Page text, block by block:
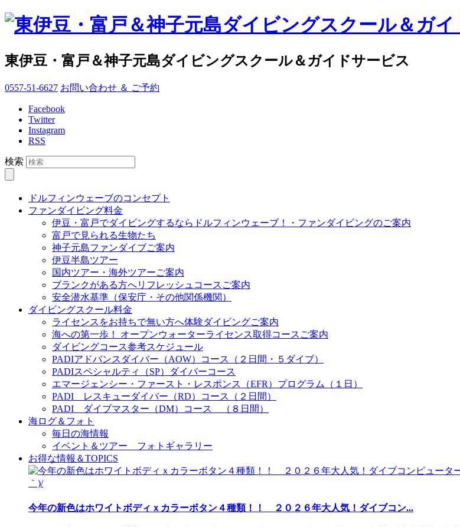
東伊豆・富戸＆神子元島ダイビングスクール＆ガイドサービス
0557-51-6627 お問い合わせ ＆ ご予約
Facebook
Twitter
Instagram
RSS
検索
ドルフィンウェーブのコンセプト
ファンダイビング料金
伊豆・富戸でダイビングするならドルフィンウェーブ！・ファンダイビングのご案内
富戸で見られる生物たち
神子元島ファンダイブご案内
伊豆半島ツアー
国内ツアー・海外ツアーご案内
ブランクがある方へリフレッシュコースご案内
安全潜水基準（保安庁・その他関係機関）
ダイビングスクール料金
ライセンスをお持ちで無い方へ体験ダイビングご案内
海への第一歩！ オープンウォーターライセンス取得コースご案内
ダイビングコース参考スケジュール
PADIアドバンスダイバー（AOW）コース（２日間・５ダイブ）
PADIスペシャルティ（SP）ダイバーコース
エマージェンシー・ファースト・レスポンス（EFR）プログラム（１日）
PADI レスキューダイバー（RD）コース（２日間）
PADI ダイブマスター（DM）コース （８日間）
海ログ＆フォト
毎日の海情報
イベント＆ツアー フォトギャラリー
お得な情報＆TOPICS
今年の新色はホワイトボディｘカラーボタン４種類！！ ２０２６年大人気！ダイブコン...